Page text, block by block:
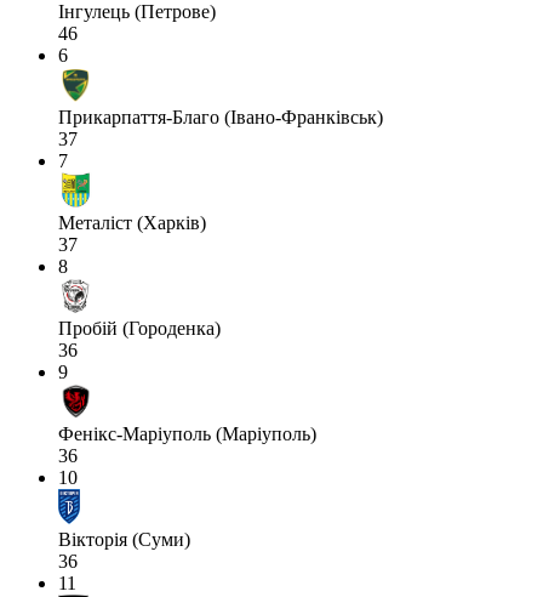
Інгулець (Петрове)
46
6
Прикарпаття-Благо (Івано-Франківськ)
37
7
Металіст (Харків)
37
8
Пробій (Городенка)
36
9
Фенікс-Маріуполь (Маріуполь)
36
10
Вікторія (Суми)
36
11